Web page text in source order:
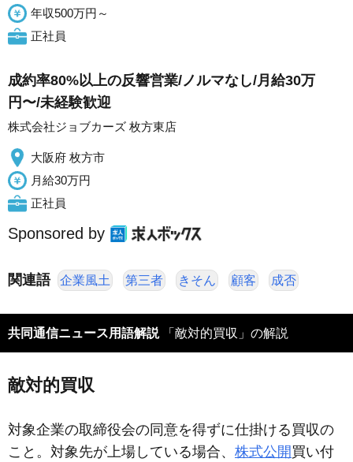
年収500万円～
正社員
成約率80%以上の反響営業/ノルマなし/月給30万
円〜/未経験歓迎
株式会社ジョブカーズ 枚方東店
大阪府 枚方市
月給30万円
正社員
Sponsored by
関連語 企業風土 第三者 きそん 顧客 成否
共同通信ニュース用語解説「敵対的買収」の解説
敵対的買収
対象企業の取締役会の同意を得ずに仕掛ける買収の
こと。対象先が上場している場合、 株式公開買い付